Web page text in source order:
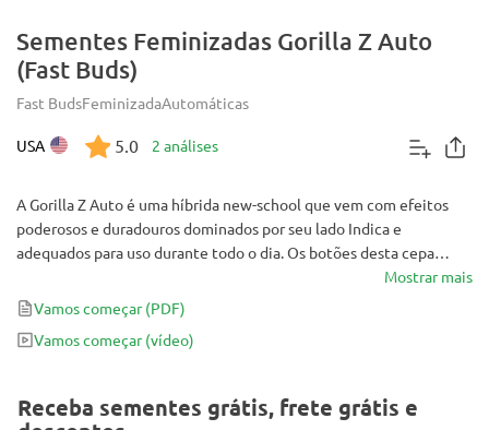
Sementes Feminizadas Gorilla Z Auto
(Fast Buds)
Fast BudsFeminizadaAutomáticas
USA 5.0 2 análises
A Gorilla Z Auto é uma híbrida new-school que vem com efeitos
poderosos e duradouros dominados por seu lado Indica e
adequados para uso durante todo o dia. Os botões desta cepa
podem conter até 25% de THC e vêm com um incrível perfil de
terpeno que vai explodir a sua mente.
Mostrar mais
Vamos começar (PDF)
Vamos começar(vídeo)
Receba sementes grátis, frete grátis e